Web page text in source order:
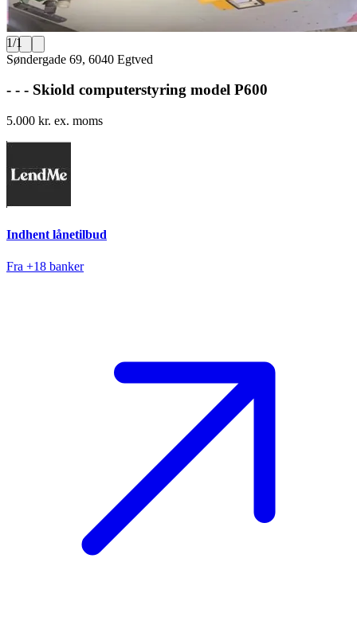
1/1
Søndergade 69, 6040 Egtved
- - - Skiold computerstyring model P600
5.000 kr. ex. moms
Indhent lånetilbud
Fra +18 banker